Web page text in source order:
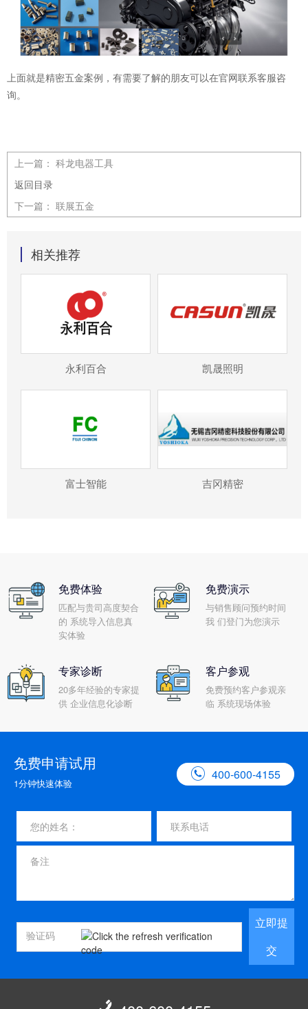
上面就是精密五金案例，有需要了解的朋友可以在官网联系客服咨
询。
上一篇： 科龙电器工具
返回目录
下一篇： 联展五金
相关推荐
永利百合 凯晟照明
富士智能 吉冈精密
免费体验
匹配与贵司高度契合
的 系统导入信息真
实体验
免费演示
与销售顾问预约时间
我 们登门为您演示
专家诊断
20多年经验的专家提
供 企业信息化诊断
客户参观
免费预约客户参观亲
临 系统现场体验
免费申请试用
1分钟快速体验
 400-600-4155
立即提
交